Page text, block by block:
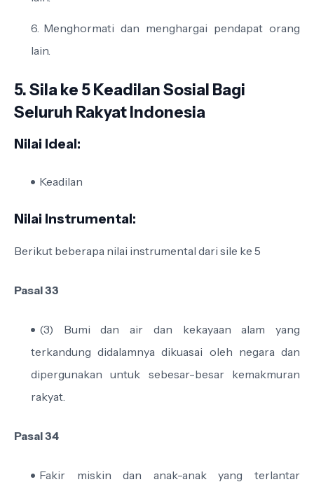
Menghormati dan menghargai pendapat orang
lain.
5. Sila ke 5 Keadilan Sosial Bagi
Seluruh Rakyat Indonesia
Nilai Ideal:
Keadilan
Nilai Instrumental:
Berikut beberapa nilai instrumental dari sile ke 5
Pasal 33
(3) Bumi dan air dan kekayaan alam yang
terkandung didalamnya dikuasai oleh negara dan
dipergunakan untuk sebesar-besar kemakmuran
rakyat.
Pasal 34
Fakir miskin dan anak-anak yang terlantar